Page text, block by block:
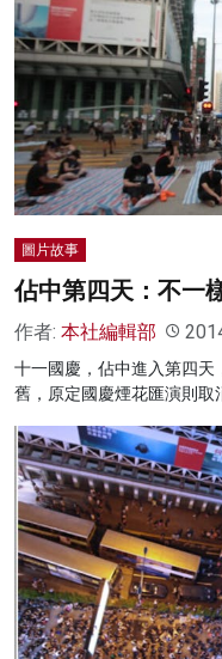
圖片故事
佔中第四天：不一
作者: 本社編輯部
十一國慶，佔中進入第四天
舊，原定國慶煙花匯演則取